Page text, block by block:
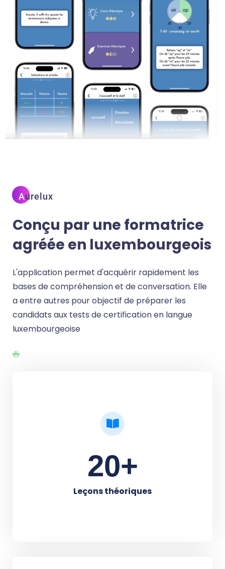
AUrelux
Conçu par une formatrice
agréée en luxembourgeois
L'application permet d'acquérir rapidement les
bases de compréhension et de conversation. Elle
a entre autres pour objectif de préparer les
candidats aux tests de certification en langue
luxembourgeoise
25+
Leçons théoriques